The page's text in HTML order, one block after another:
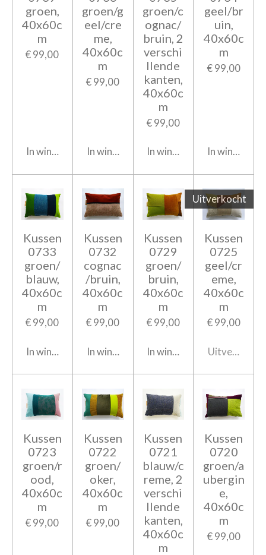
groen,
40x60c
m
€ 99,00
In winkelwagen
groen/g
eel/cre
me,
40x60c
m
€ 99,00
In winkelwagen
groen/c
ognac/
bruin, 2
verschi
llende
kanten,
40x60c
m
€ 99,00
In winkelwagen
geel/br
uin,
40x60c
m
€ 99,00
In
Kussen
0733
groen/
blauw,
40x60c
m
€ 99,00
In winkelwagen
Kussen
0732
cognac
/bruin,
40x60c
m
€ 99,00
In winkelwagen
Kussen
0729
groen/
bruin,
40x60c
m
€ 99,00
In winkelwagen
Uitverkocht
Kussen
0725
geel/cr
eme,
40x60c
m
€ 99,00
Uitverkocht
Kussen
0723
groen/r
ood,
40x60c
m
€ 99,00
Kussen
0722
groen/
oker,
40x60c
m
€ 99,00
Kussen
0721
blauw/c
reme, 2
verschi
llende
kanten,
40x60c
m
Kussen
0720
groen/a
ubergin
e,
40x60c
m
€ 99,00